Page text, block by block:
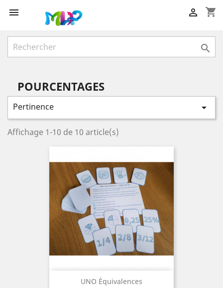
 shopping_cart


POURCENTAGES
Pertinence 
Affichage 1-10 de 10 article(s)
UNO Équivalences